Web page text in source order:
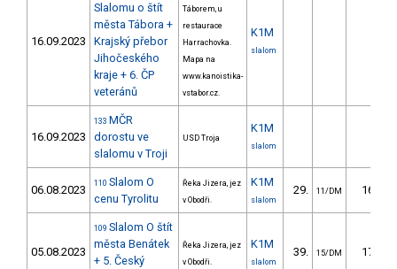
16.09.2023
Slalomu o štít
města Tábora +
Krajský přebor
Jihočeského
kraje + 6. ČP
veteránů
Táborem, u
restaurace
Harrachovka.
Mapa na
www.kanoistika-
vstabor.cz.
K1M
slalom
16.09.2023
133 MČR
dorostu ve
slalomu v Troji
USD Troja
K1M
slalom
06.08.2023 110 Slalom O
cenu Tyrolitu
Řeka Jizera, jez
v Obodři.
K1M
slalom
29. 11/DM 16.58
05.08.2023
109 Slalom O štít
města Benátek
+ 5. Český
Řeka Jizera, jez
v Obodři.
K1M
slalom
39. 15/DM 17.39